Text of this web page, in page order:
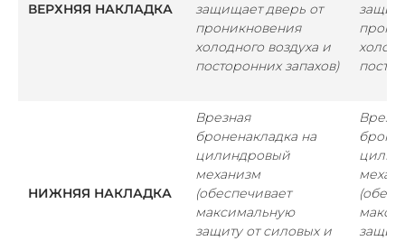
ВЕРХНЯЯ НАКЛАДКА
защищает дверь от
проникновения
холодного воздуха и
посторонних запахов)
НИЖНЯЯ НАКЛАДКА
Врезная
броненакладка на
цилиндровый
механизм
(обеспечивает
максимальную
защиту от силовых и